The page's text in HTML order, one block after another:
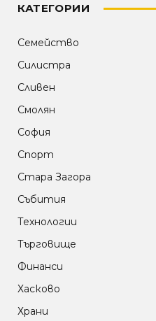
КАТЕГОРИИ
Семейство
Силистра
Сливен
Смолян
София
Спорт
Стара Загора
Събития
Технологии
Търговище
Финанси
Хасково
Храни